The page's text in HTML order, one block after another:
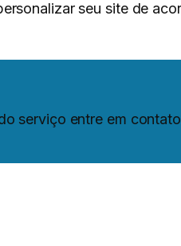
seu site de
serviço entre em